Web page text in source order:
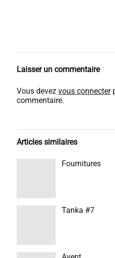
Laisser un commentaire
Vous devez vous connecter
commentaire.
Articles similaires
Fournitures
Tanka #7